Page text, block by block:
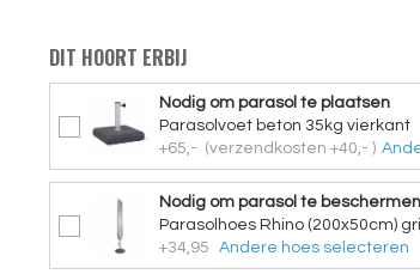
DIT HOORT ERBIJ
Nodig om parasol te plaatsen
Parasolvoet beton 35kg vierkant
+65,- (verzendkosten +40,- )
Nodig om parasol te beschermen
Parasolhoes Rhino (200x50cm)
+34,95
Andere hoes selecteren